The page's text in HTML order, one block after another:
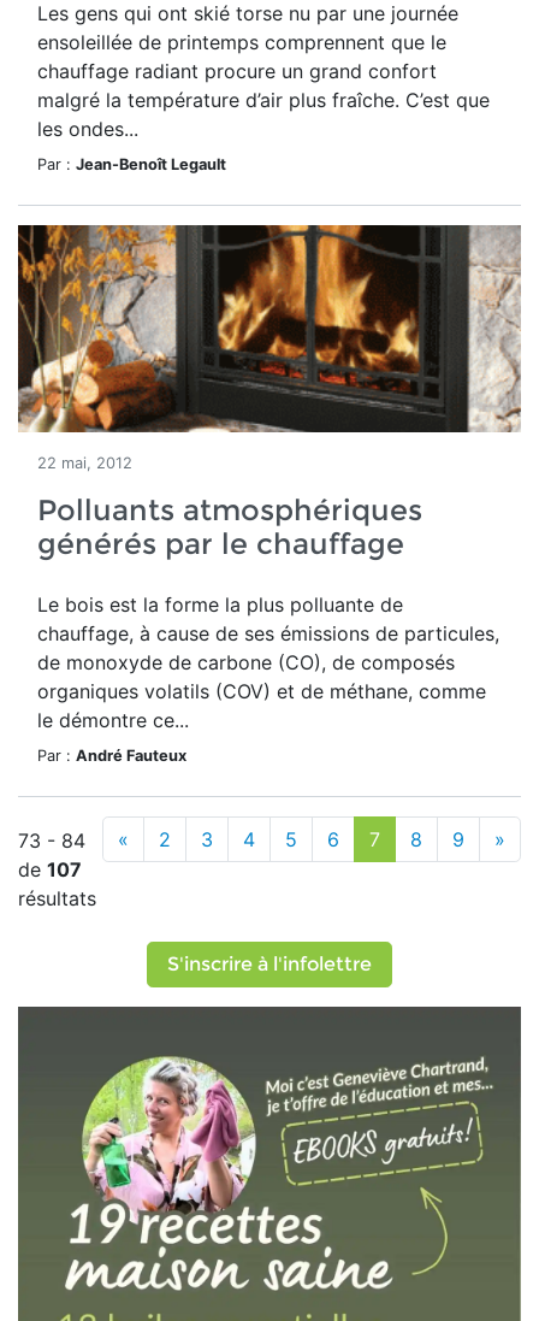
Les gens qui ont skié torse nu par une journée
ensoleillée de printemps comprennent que le
chauffage radiant procure un grand confort
malgré la température d’air plus fraîche. C’est que
les ondes...
Par : Jean-Benoît Legault
22 mai, 2012
Polluants atmosphériques
générés par le chauffage
Le bois est la forme la plus polluante de
chauffage, à cause de ses émissions de particules,
de monoxyde de carbone (CO), de composés
organiques volatils (COV) et de méthane, comme
le démontre ce...
Par : André Fauteux
73 - 84
de 107
résultats
« 2 3 4 5 6 7 8 9 »
S'inscrire à l'infolettre